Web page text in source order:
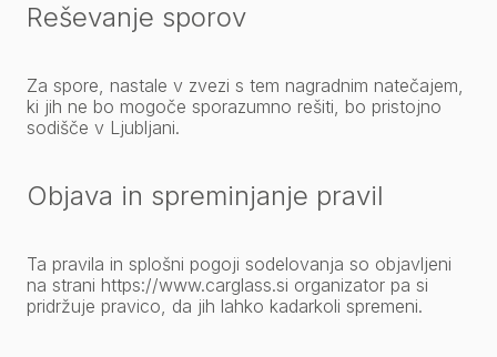
Reševanje sporov
Za spore, nastale v zvezi s tem nagradnim natečajem,
ki jih ne bo mogoče sporazumno rešiti, bo pristojno
sodišče v Ljubljani.
Objava in spreminjanje pravil
Ta pravila in splošni pogoji sodelovanja so objavljeni
na strani https://www.carglass.si organizator pa si
pridržuje pravico, da jih lahko kadarkoli spremeni.